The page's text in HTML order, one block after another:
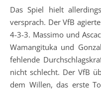
Das Spiel hielt
versprach. Der VfB
4-3-3. Massimo und
Wamangituka und
fehlende
nicht schlecht. Der VfB
dem Willen, das erste